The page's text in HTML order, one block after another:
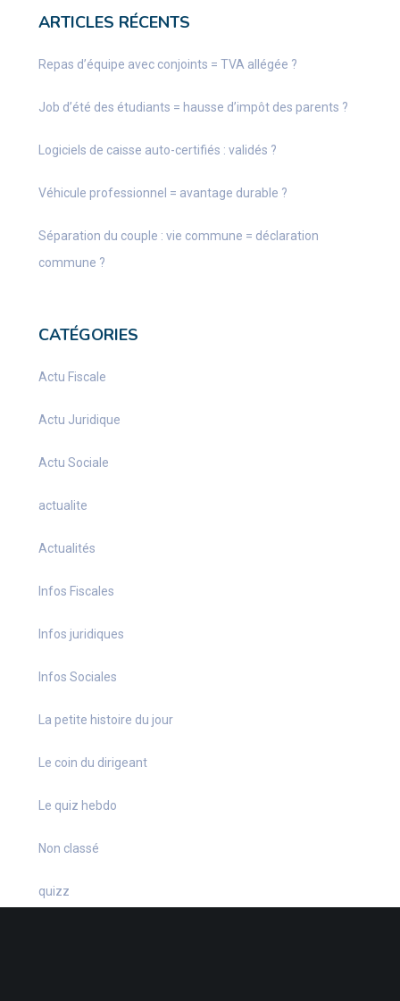
ARTICLES RÉCENTS
Repas d’équipe avec conjoints = TVA allégée ?
Job d’été des étudiants = hausse d’impôt des parents ?
Logiciels de caisse auto-certifiés : validés ?
Véhicule professionnel = avantage durable ?
Séparation du couple : vie commune = déclaration
commune ?
CATÉGORIES
Actu Fiscale
Actu Juridique
Actu Sociale
actualite
Actualités
Infos Fiscales
Infos juridiques
Infos Sociales
La petite histoire du jour
Le coin du dirigeant
Le quiz hebdo
Non classé
quizz